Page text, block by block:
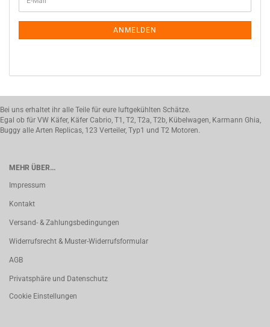
ZUR
NEWSLETTER-
Mail
ANMELDEN
Bei uns erhaltet ihr alle Teile für eure luftgekühlten Schätze.
Egal ob für VW Käfer, Käfer Cabrio, T1, T2, T2a, T2b, Kübelwagen, Karmann Ghia,
Buggy alle Arten Replicas, 123 Verteiler, Typ1 und T2 Motoren.
MEHR ÜBER...
Impressum
Kontakt
Versand- & Zahlungsbedingungen
Widerrufsrecht & Muster-Widerrufsformular
AGB
Privatsphäre und Datenschutz
Cookie Einstellungen